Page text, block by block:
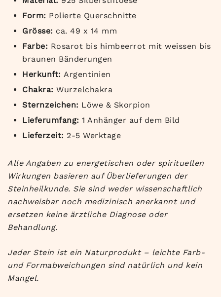
Form: Polierte Querschnitte
Grösse: ca. 49 x 14 mm
Farbe: Rosarot bis himbeerrot mit weissen bis
braunen Bänderungen
Herkunft: Argentinien
Chakra: Wurzelchakra
Sternzeichen: Löwe & Skorpion
Lieferumfang: 1 Anhänger auf dem Bild
Lieferzeit: 2-5 Werktage
Alle Angaben zu energetischen oder spirituellen
Wirkungen basieren auf Überlieferungen der
Steinheilkunde. Sie sind weder wissenschaftlich
nachweisbar noch medizinisch anerkannt und
ersetzen keine ärztliche Diagnose oder
Behandlung.
Jeder Stein ist ein Naturprodukt – leichte Farb-
und Formabweichungen sind natürlich und kein
Mangel.